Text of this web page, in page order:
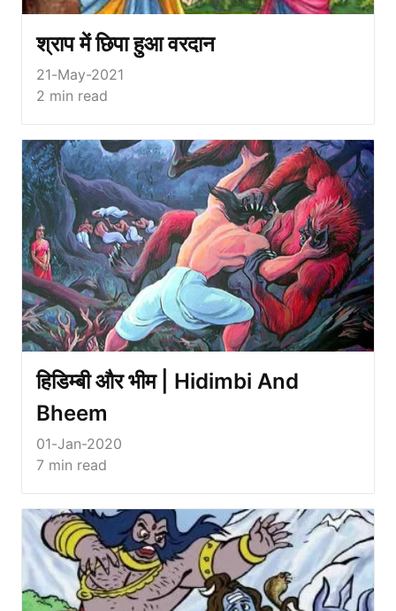
श्राप में छिपा हुआ वरदान
21-May-2021
2 min read
हिडिम्बी और भीम | Hidimbi And
Bheem
01-Jan-2020
7 min read